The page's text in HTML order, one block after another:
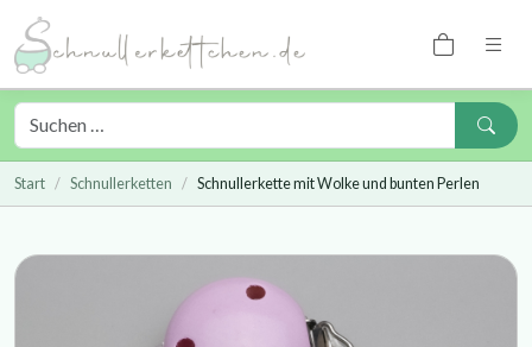
Start Schnullerketten Schnullerkette mit Wolke und bunten Perlen